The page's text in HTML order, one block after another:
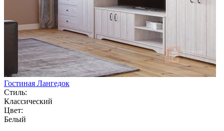
Гостиная Лангедок
Стиль:
Классический
Цвет:
Белый